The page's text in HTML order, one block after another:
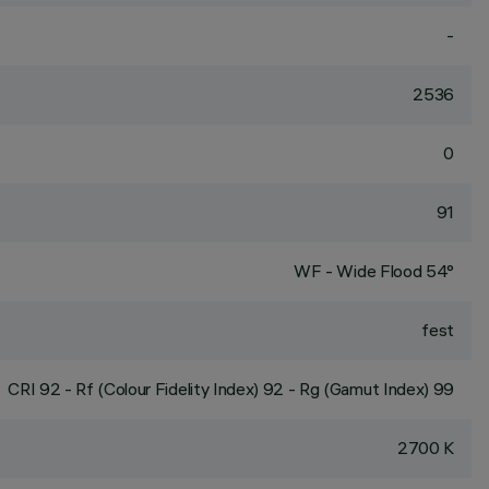
-
2536
0
91
WF - Wide Flood 54°
fest
CRI 92 - Rf (Colour Fidelity Index) 92 - Rg (Gamut Index) 99
2700 K